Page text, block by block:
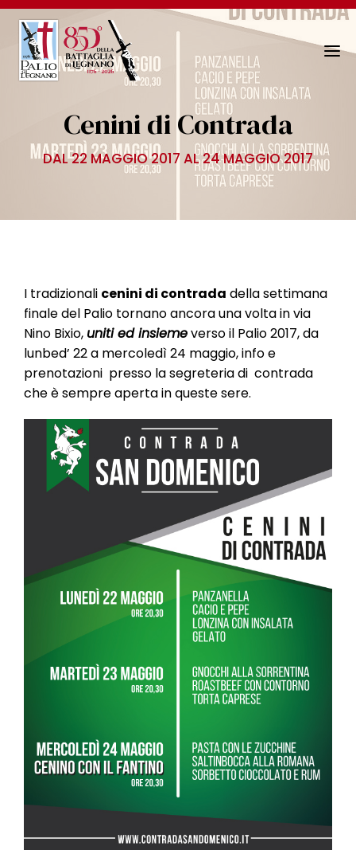
N
o
Cenini di Contrada
DAL 22 MAGGIO 2017 AL 24 MAGGIO 2017
I tradizionali cenini di contrada della settimana
finale del Palio tornano ancora una volta in via
Nino Bixio, uniti ed insiemeverso il Palio 2017, da
lunbed’ 22 a mercoledì 24 maggio, info e
prenotazioni presso la segreteria di contrada
che è sempre aperta in queste sere.